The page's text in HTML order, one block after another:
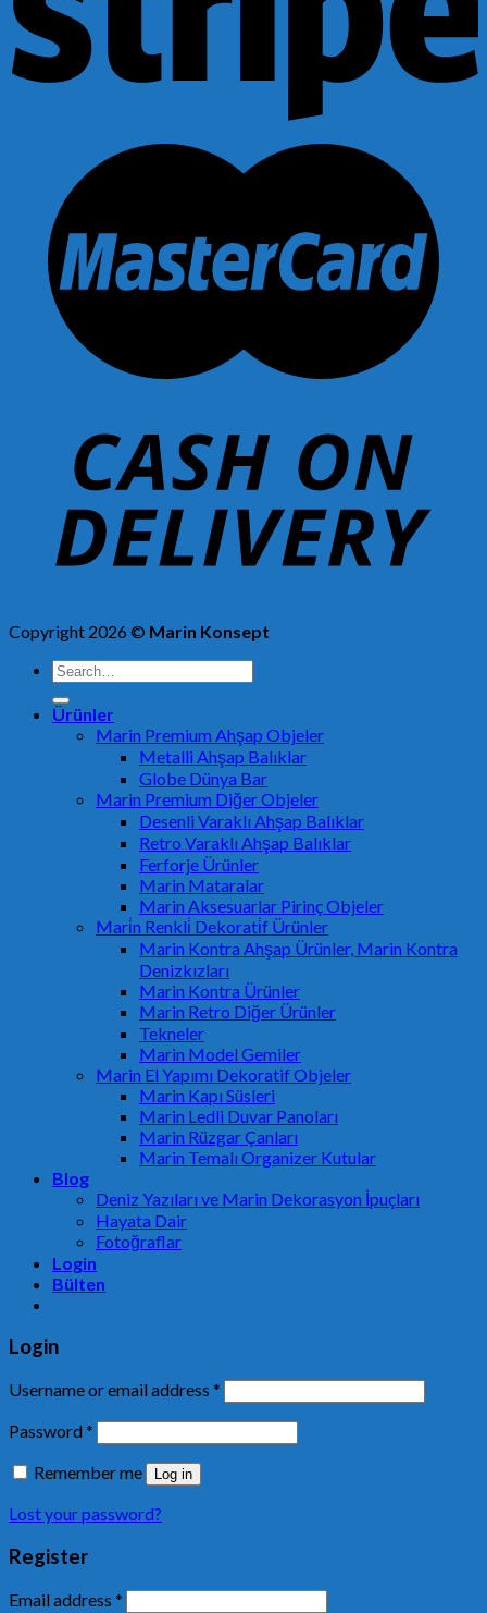
Copyright 2026 © Marin Konsept
Search
for:
Ürünler
Marin Premium Ahşap Objeler
Metalli Ahşap Balıklar
Globe Dünya Bar
Marin Premium Diğer Objeler
Desenli Varaklı Ahşap Balıklar
Retro Varaklı Ahşap Balıklar
Ferforje Ürünler
Marin Mataralar
Marin Aksesuarlar Pirinç Objeler
Mari̇n Renkli̇ Dekorati̇f Ürünler
Marin Kontra Ahşap Ürünler, Marin Kontra
Denizkızları
Marin Kontra Ürünler
Marin Retro Diğer Ürünler
Tekneler
Marin Model Gemiler
Marin El Yapımı Dekoratif Objeler
Marin Kapı Süsleri
Marin Ledli Duvar Panoları
Marin Rüzgar Çanları
Marin Temalı Organizer Kutular
Blog
Deniz Yazıları ve Marin Dekorasyon İpuçları
Hayata Dair
Fotoğraflar
Login
Bülten
Login
Username or email address *
Password*
Remember me
Log in
Lost your password?
Register
Email address *